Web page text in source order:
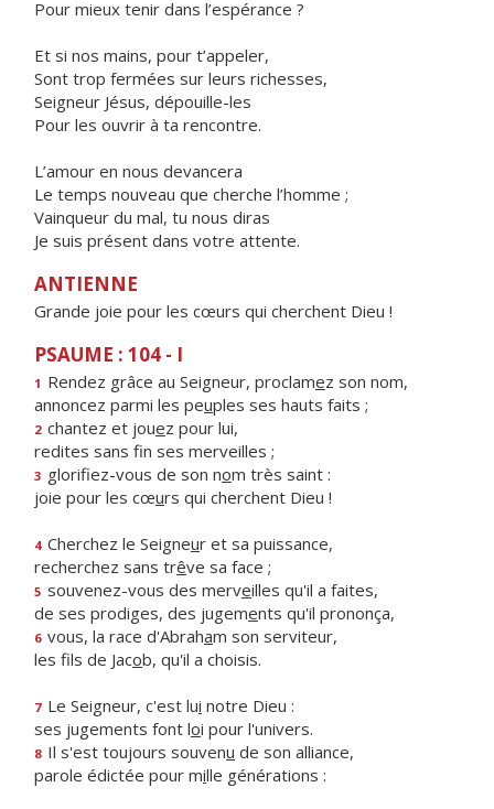
Pour mieux tenir dans l’espérance ?
Et si nos mains, pour t’appeler,
Sont trop fermées sur leurs richesses,
Seigneur Jésus, dépouille-les
Pour les ouvrir à ta rencontre.
L’amour en nous devancera
Le temps nouveau que cherche l’homme ;
Vainqueur du mal, tu nous diras
Je suis présent dans votre attente.
ANTIENNE
Grande joie pour les cœurs qui cherchent Dieu !
PSAUME : 104 - I
1 Rendez grâce au Seigneur, proclamez son nom,
annoncez parmi les peuples ses hauts faits ;
2 chantez et jouez pour lui,
redites sans fn ses merveilles ;
3 glorifiez-vous de son nom très saint :
joie pour les cœurs qui cherchent Dieu !
4 Cherchez le Seigneur et sa puissance,
recherchez sans trêve sa face ;
5 souvenez-vous des merveilles qu'il a faites,
de ses prodiges, des jugements qu'il prononça,
6 vous, la race d'Abraham son serviteur,
les fils de Jacob, qu'il a choisis.
7 Le Seigneur, c'est lui notre Dieu :
ses jugements font loi pour l'univers.
8 Il s'est toujours souvenu de son alliance,
parole édictée pour mille générations :